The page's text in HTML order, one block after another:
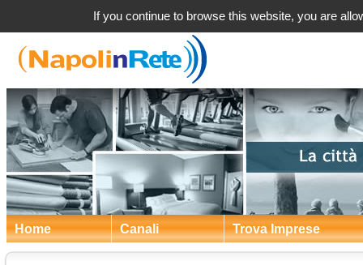
Home Canali Trova Imprese
If you continue to browse this website, you are